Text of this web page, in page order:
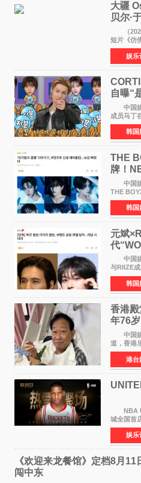
大疆
贝尔·
相识》
（2026
短片《仿
视频短片
于佩尔
疆首款双
娱乐
自曝“
美巡
中国娱乐
成员马丁
目，展现
播出的
之间，
韩国
THE
牌！
定不
中国娱
THE
BOYZ组
签约。目
离开THE
韩国
元斌
代
颜值
中国娱
与RIIZE
6日据独
近也被选
人，两人
韩国
香港
年76岁​
中国娱
道，香港
月5日上
露，黎彼
持续衰退
港台
NBA
城全国首
爱 2026
州正弘城
娱乐
《欢迎来龙餐馆》定档8月
闯中东